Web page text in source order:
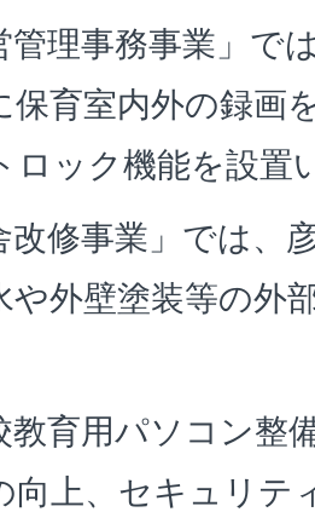
管理事務事業」で
保育室内外の録画
ロック機能を設置
改修事業」では、
や外壁塗装等の外
教育用パソコン整
向上、セキュリテ